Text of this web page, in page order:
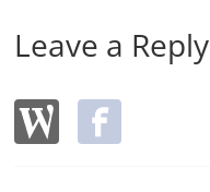
Leave a Reply